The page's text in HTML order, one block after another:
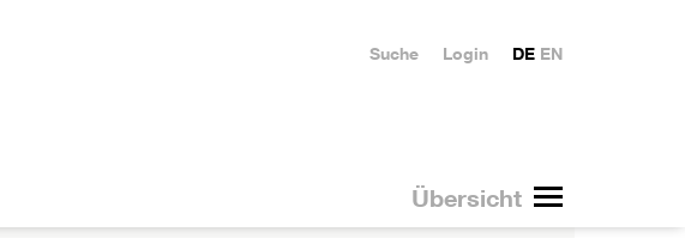
Übersicht
DE EN
Login
Suche